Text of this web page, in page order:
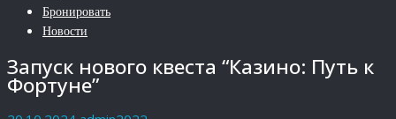
Бронировать
Новости
Запуск нового квеста “Казино: Путь к
Фортуне”